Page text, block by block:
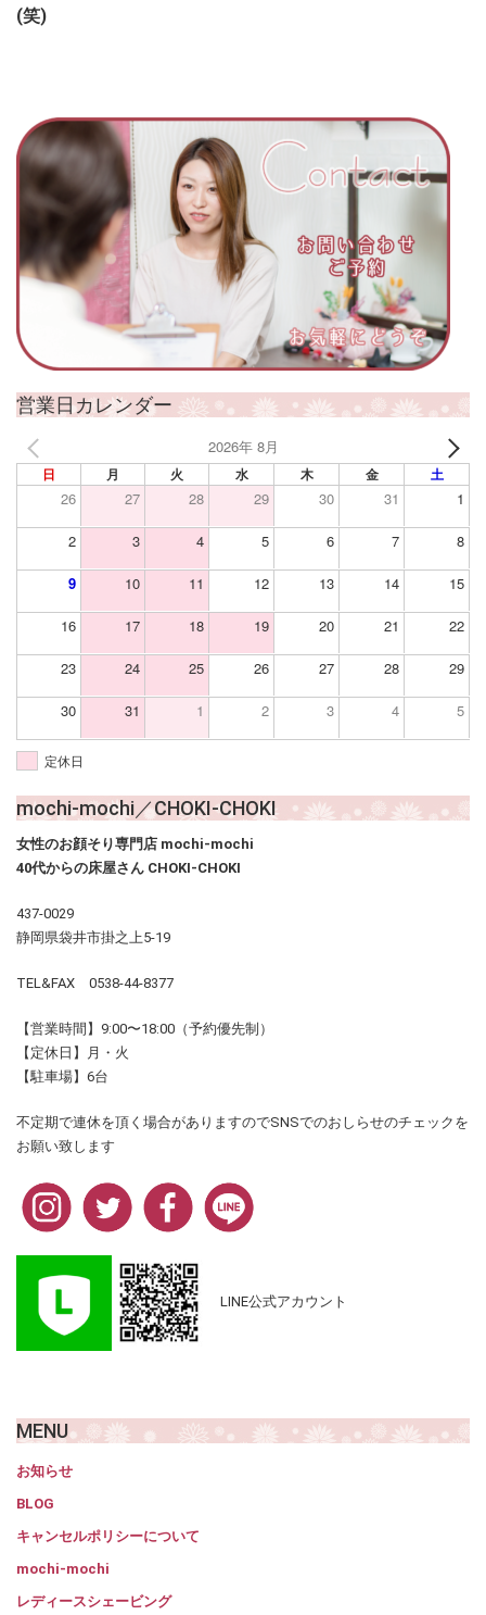
(笑)
営業日カレンダー
2026年 8月
日 月 火 水 木 金 土
26 27 28 29 30 31 1
2 3 4 5 6 7 8
9 10 11 12 13 14 15
16 17 18 19 20 21 22
23 24 25 26 27 28 29
30 31 1 2 3 4 5
定休日
mochi-mochi／CHOKI-CHOKI
女性のお顔そり専門店 mochi-mochi
40代からの床屋さん CHOKI-CHOKI
437-0029
静岡県袋井市掛之上5-19
TEL&FAX 0538-44-8377
【営業時間】9:00〜18:00（予約優先制）
【定休日】月・火
【駐車場】6台
不定期で連休を頂く場合がありますのでSNSでのおしらせのチェックを
お願い致します
LINE公式アカウント
MENU
お知らせ
BLOG
キャンセルポリシーについて
mochi-mochi
レディースシェービング